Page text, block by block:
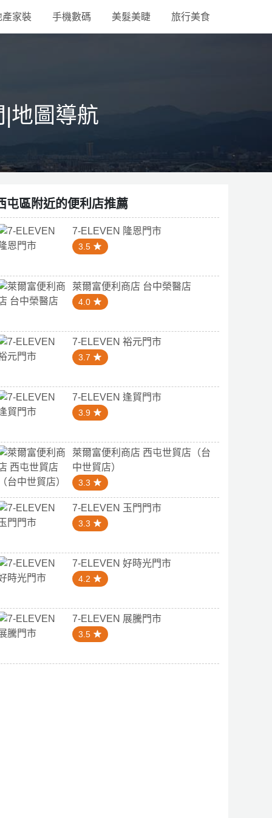
產家裝 手機數碼 美髮美睫 旅行美食
地圖導航
屯區附近的便利店推薦
7-ELEVEN 隆恩門市
3.5
萊爾富便利商店 台中榮醫店
4.0
7-ELEVEN 裕元門市
3.7
7-ELEVEN 逢貿門市
3.9
萊爾富便利商店 西屯世貿店（台
中世貿店）
3.3
7-ELEVEN 玉門門市
3.3
7-ELEVEN 好時光門市
4.2
7-ELEVEN 展騰門市
3.5